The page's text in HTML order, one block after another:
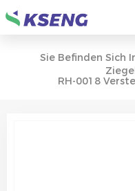
Sie Befinden Sich
RH-0018